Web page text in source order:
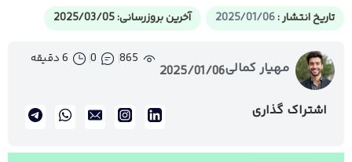
تاریخ انتشار :2025/01/06 آخرین بروزرسانی: 2025/03/05
مهیار کمالی2025/01/06
865
0 6 دقیقه
اشتراک گذاری